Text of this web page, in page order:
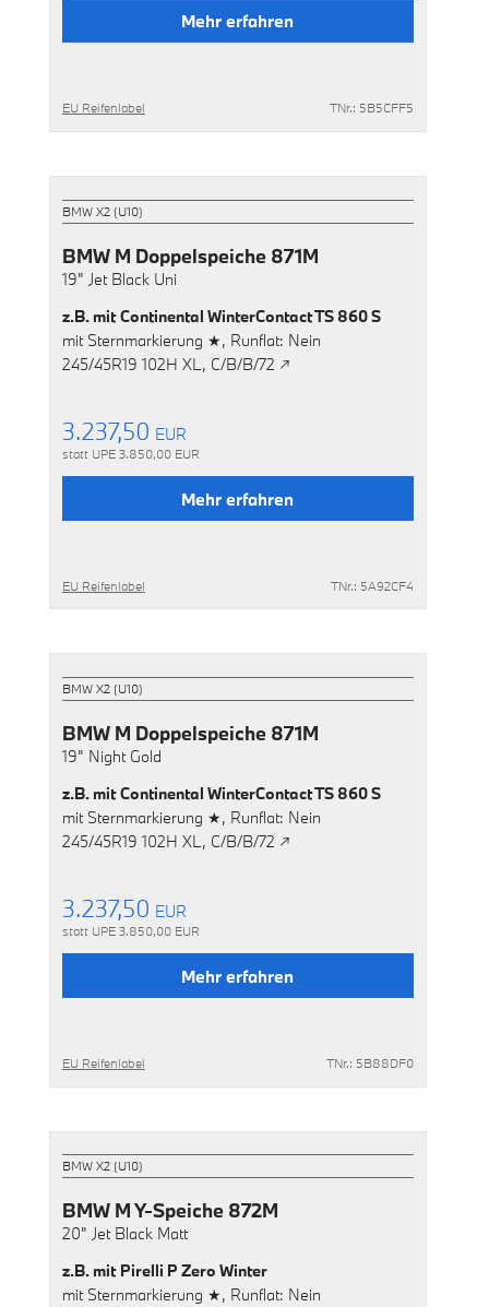
Mehr erfahren
EU Reifenlabel TNr.: 5B5CFF5
BMW X2 (U10)
BMW M Doppelspeiche 871M
19" Jet Black Uni
z.B. mit Continental WinterContact TS 860 S
mit Sternmarkierung ★, Runflat: Nein
245/45R19 102H XL, C/B/B/72 ↗
3.237,50 EUR
statt UPE 3.850,00 EUR
Mehr erfahren
EU Reifenlabel TNr.: 5A92CF4
BMW X2 (U10)
BMW M Doppelspeiche 871M
19" Night Gold
z.B. mit Continental WinterContact TS 860 S
mit Sternmarkierung ★, Runflat: Nein
245/45R19 102H XL, C/B/B/72 ↗
3.237,50 EUR
statt UPE 3.850,00 EUR
Mehr erfahren
EU Reifenlabel TNr.: 5B88DF0
BMW X2 (U10)
BMW M Y-Speiche 872M
20" Jet Black Matt
z.B. mit Pirelli P Zero Winter
mit Sternmarkierung ★, Runflat: Nein